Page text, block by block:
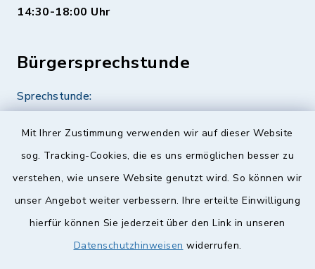
Mit Ihrer Zustimmung verwenden wir auf dieser Website
sog. Tracking-Cookies, die es uns ermöglichen besser zu
verstehen, wie unsere Website genutzt wird. So können wir
unser Angebot weiter verbessern. Ihre erteilte Einwilligung
hierfür können Sie jederzeit über den Link in unseren
Datenschutzhinweisen widerrufen.
14:30-18:00 Uhr
Bürgersprechstunde
Sprechstunde:
Quicklinks
Landkreis Lichtenfels